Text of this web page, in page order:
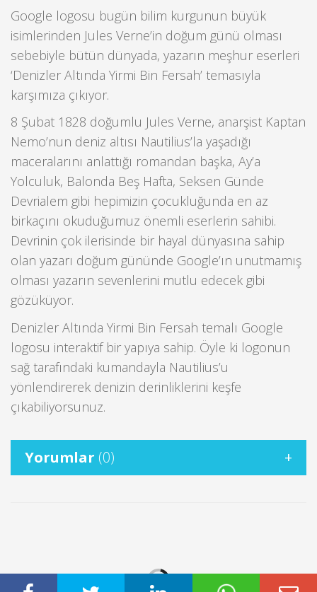
Google logosu bugün bilim kurgunun büyük
isimlerinden Jules Verne’in doğum günü olması
sebebiyle bütün dünyada, yazarın meşhur eserleri
‘Denizler Altında Yirmi Bin Fersah’ temasıyla
karşımıza çıkıyor.
8 Şubat 1828 doğumlu Jules Verne, anarşist Kaptan
Nemo’nun deniz altısı Nautilius’la yaşadığı
maceralarını anlattığı romandan başka, Ay’a
Yolculuk, Balonda Beş Hafta, Seksen Günde
Devrialem gibi hepimizin çocukluğunda en az
birkaçını okuduğumuz önemli eserlerin sahibi.
Devrinin çok ilerisinde bir hayal dünyasına sahip
olan yazarı doğum gününde Google’ın unutmamış
olması yazarın sevenlerini mutlu edecek gibi
gözüküyor.
Denizler Altında Yirmi Bin Fersah temalı Google
logosu interaktif bir yapıya sahip. Öyle ki logonun
sağ tarafındaki kumandayla Nautilius’u
yönlendirerek denizin derinliklerini keşfe
çıkabiliyorsunuz.
Yorumlar (0)